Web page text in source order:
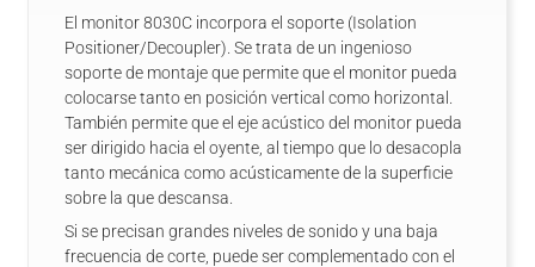
El monitor 8030C incorpora el soporte (Isolation
Positioner/Decoupler). Se trata de un ingenioso
soporte de montaje que permite que el monitor pueda
colocarse tanto en posición vertical como horizontal.
También permite que el eje acústico del monitor pueda
ser dirigido hacia el oyente, al tiempo que lo desacopla
tanto mecánica como acústicamente de la superficie
sobre la que descansa.
Si se precisan grandes niveles de sonido y una baja
frecuencia de corte, puede ser complementado con el